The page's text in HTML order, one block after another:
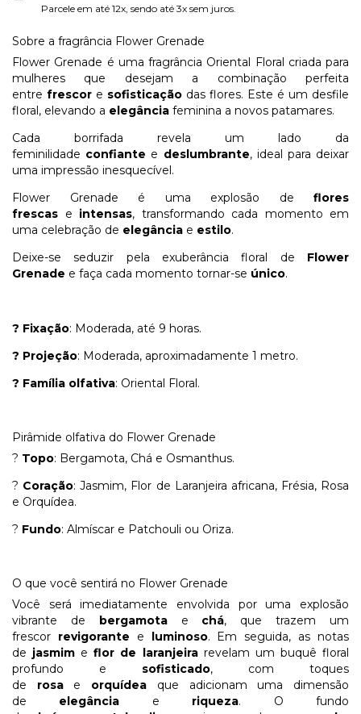
Parcele em até 12x, sendo até 3x sem juros.
Sobre a fragrância Flower Grenade
Flower Grenade é uma fragrância Oriental Floral criada para
mulheres que desejam a combinação perfeita
entre frescor e sofisticação das flores. Este é um desfile
floral, elevando a elegância feminina a novos patamares.
Cada borrifada revela um lado da
feminilidade confiante e deslumbrante, ideal para deixar
uma impressão inesquecível.
Flower Grenade é uma explosão de flores
frescas e intensas, transformando cada momento em
uma celebração de elegância e estilo.
Deixe-se seduzir pela exuberância floral de Flower
Grenade e faça cada momento tornar-se único.
? Fixação: Moderada, até 9 horas.
? Projeção: Moderada, aproximadamente 1 metro.
? Família olfativa: Oriental Floral.
Pirâmide olfativa do Flower Grenade
? Topo: Bergamota, Chá e Osmanthus.
? Coração: Jasmim, Flor de Laranjeira africana, Frésia, Rosa
e Orquídea.
? Fundo: Almíscar e Patchouli ou Oriza.
O que você sentirá no Flower Grenade
Você será imediatamente envolvida por uma explosão
vibrante de bergamotae chá, que trazem um
frescor revigorante e luminoso. Em seguida, as notas
de jasmim eflor de laranjeirarevelam um buquê floral
profundo e sofisticado, com toques
de rosae orquídea que adicionam uma dimensão
de elegância e riqueza. O fundo